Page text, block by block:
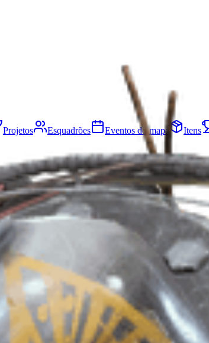
Projetos Esquadrões Eventos do mapa Itens